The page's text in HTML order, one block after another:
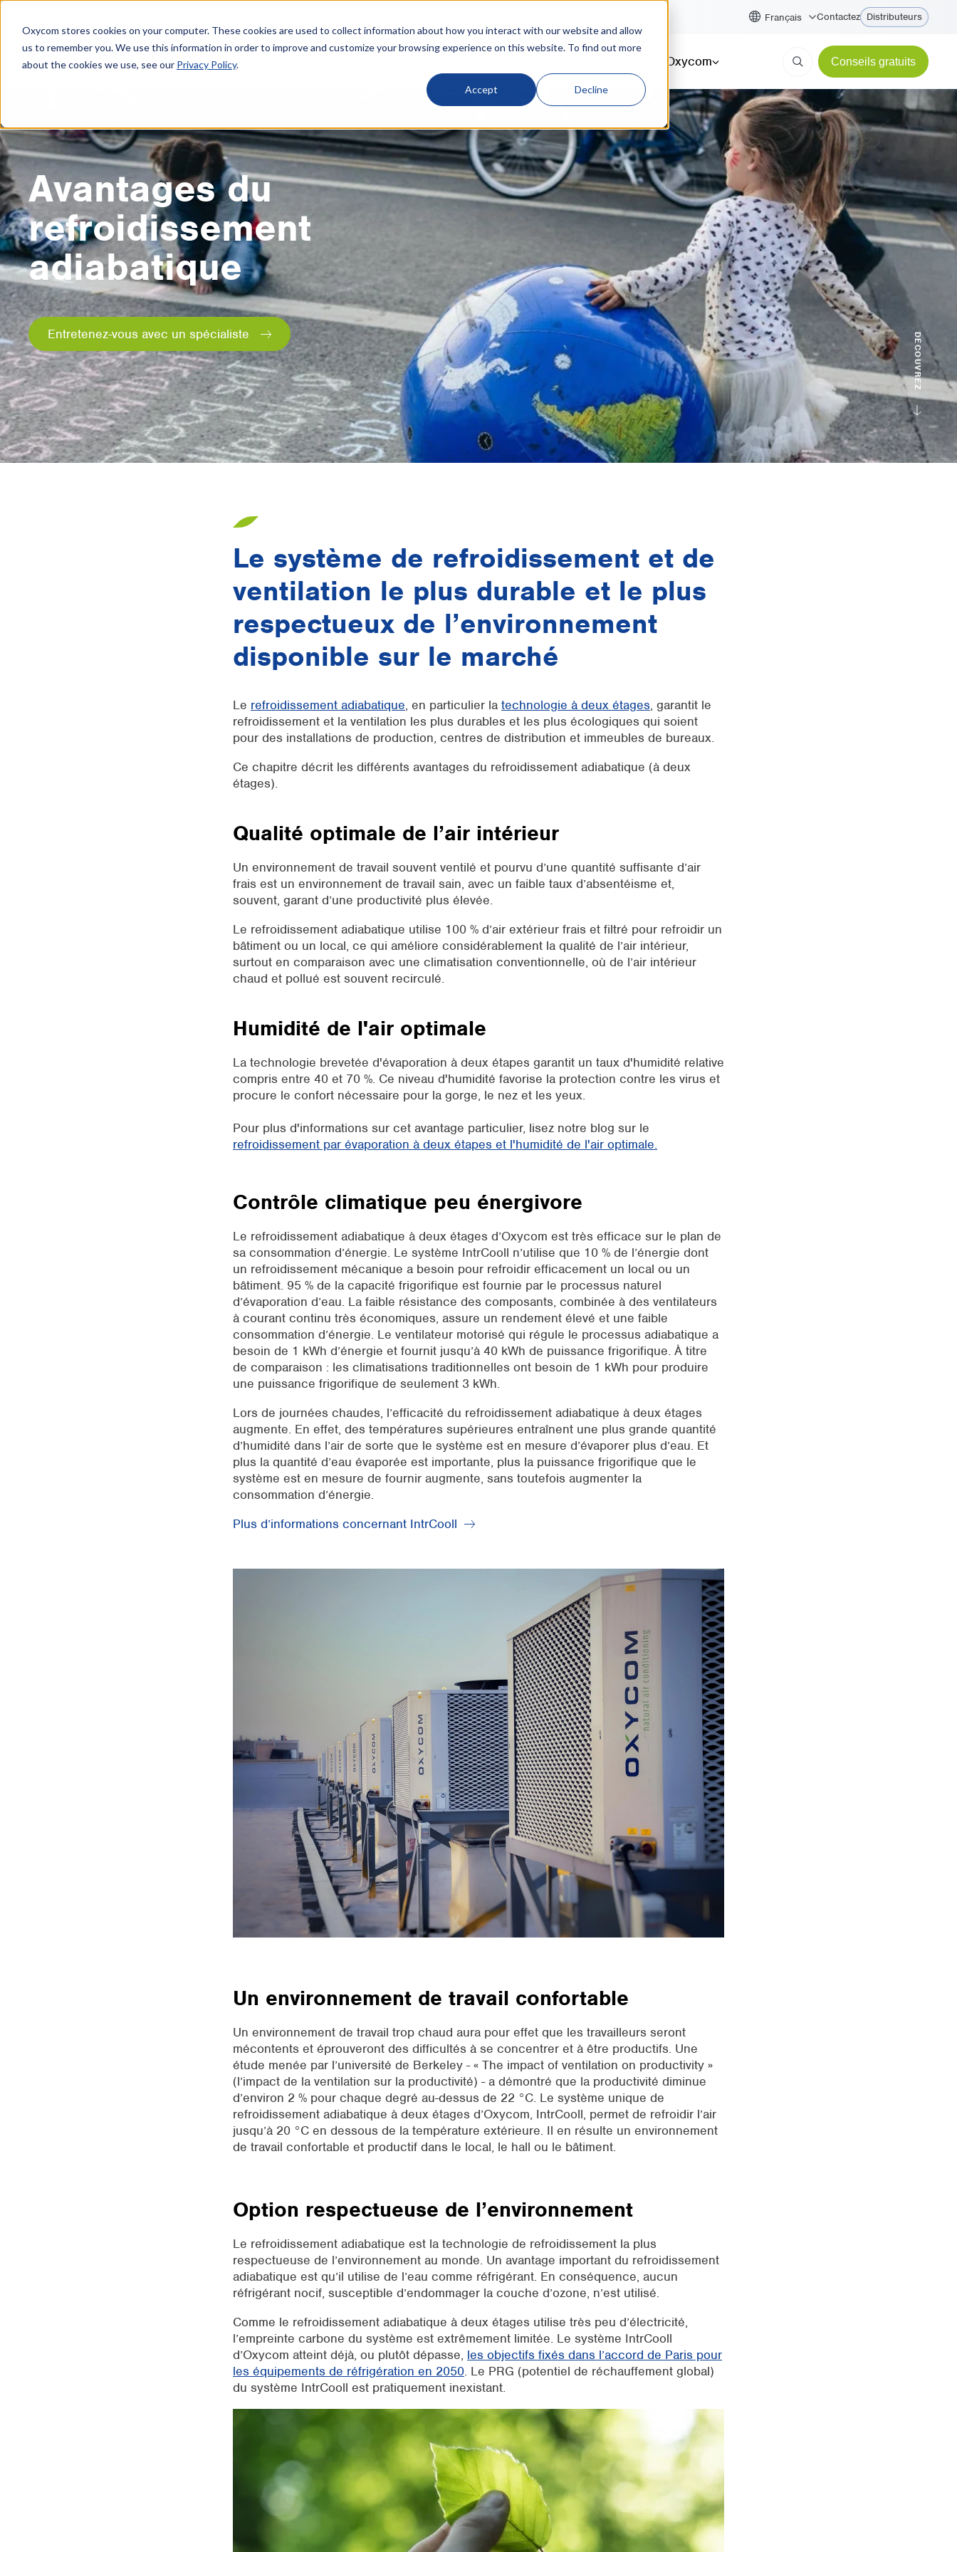
Oxycom stores cookies on your computer. These cookies are used to collect information about how you interact with our website and allow
us to remember you. We use this information in order to improve and customize your browsing experience on this website. To find out more
about the cookies we use, see our Privacy Policy.
Accept Decline
Français Contactez Distributeurs
Oxycom Conseils gratuits
Avantages du
refroidissement
adiabatique
Entretenez-vous avec un spécialiste
DÉCOUVREZ
Le système de refroidissement et de
ventilation le plus durable et le plus
respectueux de l’environnement
disponible sur le marché
Le refroidissement adiabatique, en particulier la technologie à deux étages, garantit le
refroidissement et la ventilation les plus durables et les plus écologiques qui soient
pour des installations de production, centres de distribution et immeubles de bureaux.
Ce chapitre décrit les différents avantages du refroidissement adiabatique (à deux
étages).
Qualité optimale de l’air intérieur
Un environnement de travail souvent ventilé et pourvu d’une quantité suffisante d’air
frais est un environnement de travail sain, avec un faible taux d’absentéisme et,
souvent, garant d’une productivité plus élevée.
Le refroidissement adiabatique utilise 100 % d’air extérieur frais et filtré pour refroidir un
bâtiment ou un local, ce qui améliore considérablement la qualité de l’air intérieur,
surtout en comparaison avec une climatisation conventionnelle, où de l’air intérieur
chaud et pollué est souvent recirculé.
Humidité de l'air optimale
La technologie brevetée d'évaporation à deux étapes garantit un taux d'humidité relative
compris entre 40 et 70 %. Ce niveau d'humidité favorise la protection contre les virus et
procure le confort nécessaire pour la gorge, le nez et les yeux.
Pour plus d'informations sur cet avantage particulier, lisez notre blog sur le
refroidissement par évaporation à deux étapes et l'humidité de l'air optimale.
Contrôle climatique peu énergivore
Le refroidissement adiabatique à deux étages d’Oxycom est très efficace sur le plan de
sa consommation d’énergie. Le système IntrCooll n’utilise que 10 % de l’énergie dont
un refroidissement mécanique a besoin pour refroidir efficacement un local ou un
bâtiment. 95 % de la capacité frigorifique est fournie par le processus naturel
d’évaporation d’eau. La faible résistance des composants, combinée à des ventilateurs
à courant continu très économiques, assure un rendement élevé et une faible
consommation d’énergie. Le ventilateur motorisé qui régule le processus adiabatique a
besoin de 1 kWh d’énergie et fournit jusqu’à 40 kWh de puissance frigorifique. À titre
de comparaison : les climatisations traditionnelles ont besoin de 1 kWh pour produire
une puissance frigorifique de seulement 3 kWh.
Lors de journées chaudes, l’efficacité du refroidissement adiabatique à deux étages
augmente. En effet, des températures supérieures entraînent une plus grande quantité
d’humidité dans l’air de sorte que le système est en mesure d’évaporer plus d’eau. Et
plus la quantité d’eau évaporée est importante, plus la puissance frigorifique que le
système est en mesure de fournir augmente, sans toutefois augmenter la
consommation d’énergie.
Plus d’informations concernant IntrCooll
Un environnement de travail confortable
Un environnement de travail trop chaud aura pour effet que les travailleurs seront
mécontents et éprouveront des difficultés à se concentrer et à être productifs. Une
étude menée par l’université de Berkeley - « The impact of ventilation on productivity »
(l’impact de la ventilation sur la productivité) - a démontré que la productivité diminue
d’environ 2 % pour chaque degré au-dessus de 22 °C. Le système unique de
refroidissement adiabatique à deux étages d’Oxycom, IntrCooll, permet de refroidir l’air
jusqu’à 20 °C en dessous de la température extérieure. Il en résulte un environnement
de travail confortable et productif dans le local, le hall ou le bâtiment.
Option respectueuse de l’environnement
Le refroidissement adiabatique est la technologie de refroidissement la plus
respectueuse de l’environnement au monde. Un avantage important du refroidissement
adiabatique est qu’il utilise de l’eau comme réfrigérant. En conséquence, aucun
réfrigérant nocif, susceptible d’endommager la couche d’ozone, n’est utilisé.
Comme le refroidissement adiabatique à deux étages utilise très peu d’électricité,
l’empreinte carbone du système est extrêmement limitée. Le système IntrCooll
d’Oxycom atteint déjà, ou plutôt dépasse, les objectifs fixés dans l’accord de Paris pour
les équipements de réfrigération en 2050. Le PRG (potentiel de réchauffement global)
du système IntrCooll est pratiquement inexistant.